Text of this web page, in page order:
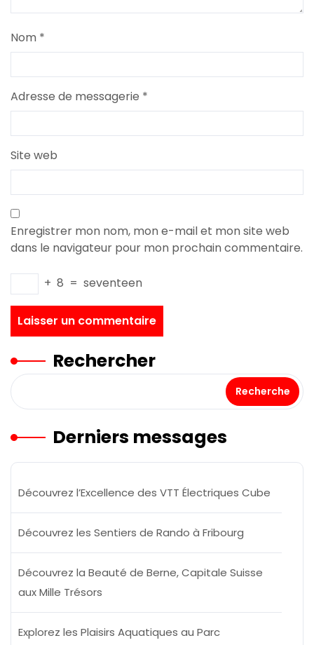
Nom *
Adresse de messagerie *
Site web
Enregistrer mon nom, mon e-mail et mon site web
dans le navigateur pour mon prochain commentaire.
+ 8 = seventeen
Rechercher
Recherche
Derniers messages
Découvrez l’Excellence des VTT Électriques Cube
Découvrez les Sentiers de Rando à Fribourg
Découvrez la Beauté de Berne, Capitale Suisse
aux Mille Trésors
Explorez les Plaisirs Aquatiques au Parc